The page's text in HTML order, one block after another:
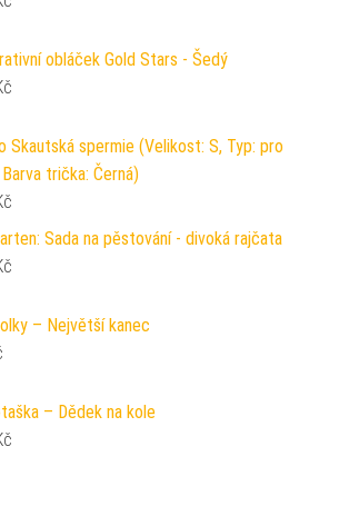
obláček Gold Stars - Šedý
Skautská spermie (Velikost: S, Typ: pro
Barva trička: Černá)
Sada na pěstování - divoká rajčata
– Největší kanec
– Dědek na kole